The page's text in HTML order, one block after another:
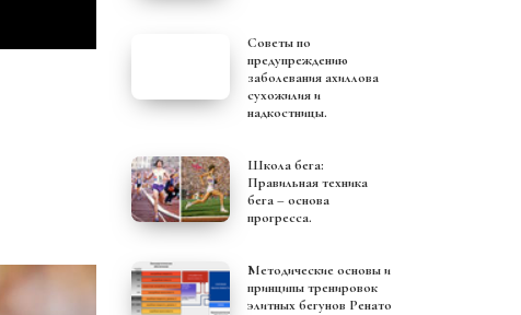
Советы по
предупреждению
заболевания ахиллова
сухожилия и
надкостницы.
Школа бега:
Правильная техника
бега – основа
прогресса.
Методические основы и
принципы тренировок
элитных бегунов Ренато